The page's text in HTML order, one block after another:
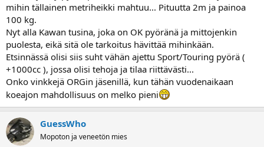
o
i
t
t
a
j
a
mihin tällainen metriheikki mahtuu... Pituutta 2m ja painoa
100 kg.
Nyt alla Kawan tusina, joka on OK pyöränä ja mittojenkin
puolesta, eikä sitä ole tarkoitus hävittää mihinkään.
Etsinnässä olisi siis suht vähän ajettu Sport/Touring pyörä (
+1000cc ), jossa olisi tehoja ja tilaa riittävästi...
Onko vinkkejä ORGin jäsenillä, kun tähän vuodenaikaan
koeajon mahdollisuus on melko pieni
GuessWho
Mopoton ja veneetön mies